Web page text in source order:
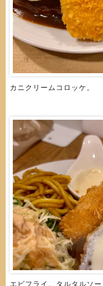
カニクリームコロッケ。
エビフライ。タルタルソー